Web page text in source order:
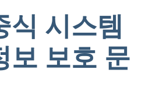
식 시스템
보 보호 문